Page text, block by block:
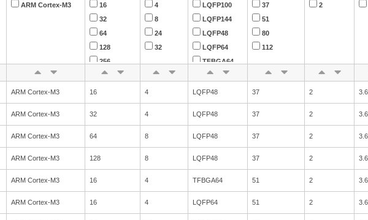
ARM Cortex-M3
16
32
64
128
256
384
4
8
24
32
LQFP100
LQFP144
LQFP48
LQFP64
TFBGA64
37
51
80
112
2
ARM Cortex-M3 16 4 LQFP48 37 2 3.6
ARM Cortex-M3 32 4 LQFP48 37 2 3.6
ARM Cortex-M3 64 8 LQFP48 37 2 3.6
ARM Cortex-M3 128 8 LQFP48 37 2 3.6
ARM Cortex-M3 16 4 TFBGA64 51 2 3.6
ARM Cortex-M3 16 4 LQFP64 51 2 3.6